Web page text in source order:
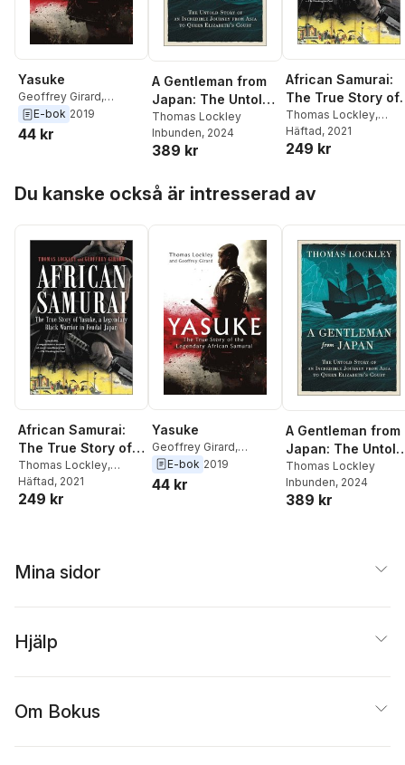
Yasuke
Geoffrey Girard,
Thomas Lockley
E-bok 2019
44 kr
A Gentleman from
Japan: The Untold
Story of an
Incredible Journey
from Asia to Queen
Thomas Lockley
Inbunden, 2024
389 kr
African Samurai:
The True Story of
Yasuke, a
Legendary Black
Warrior in Feudal
Thomas Lockley,
Geoffrey Girard
Häftad, 2021
249 kr
Du kanske också är intresserad av
African Samurai:
The True Story of
Yasuke, a
Legendary Black
Warrior in Feudal
Thomas Lockley,
Geoffrey Girard
Häftad, 2021
249 kr
Yasuke
Geoffrey Girard,
Thomas Lockley
E-bok 2019
44 kr
A Gentleman from
Japan: The Untold
Story of an
Incredible
from Asia to
Thomas Lockley
Inbunden, 2024
389 kr
Mina sidor
Hjälp
Om Bokus